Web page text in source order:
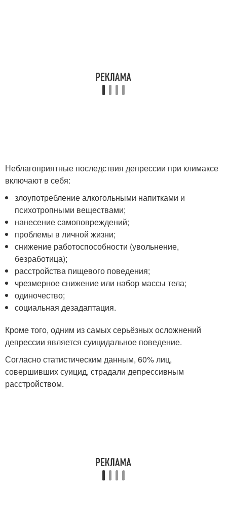
Неблагоприятные последствия депрессии при климаксе
включают в себя:
злоупотребление алкогольными напитками и
психотропными веществами;
нанесение самоповреждений;
проблемы в личной жизни;
снижение работоспособности (увольнение,
безработица);
расстройства пищевого поведения;
чрезмерное снижение или набор массы тела;
одиночество;
социальная дезадаптация.
Кроме того, одним из самых серьёзных осложнений
депрессии является суицидальное поведение.
Согласно статистическим данным, 60% лиц,
совершивших суицид, страдали депрессивным
расстройством.